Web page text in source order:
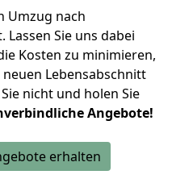
Umzug nach
Sie uns dabei
Kosten zu minimieren,
Lebensabschnitt
nicht und holen Sie
Angebote!
erhalten